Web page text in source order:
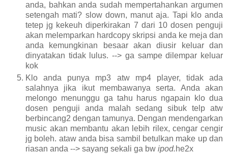
anda, bahkan anda sudah mempertahankan argumen
setengah mati? slow down, manut aja. Tapi klo anda
tetep jg kekeuh diperkirakan 7 dari 10 dosen penguji
akan melemparkan hardcopy skripsi anda ke meja dan
anda kemungkinan besaar
akan diusir keluar dan
dinyatakan tidak lulus. --> ga sampe dilempar keluar
kok
Klo anda punya mp3 atw mp4 player, tidak ada
salahnya jika ikut membawanya serta. Anda akan
melongo menunggu ga tahu harus ngapain klo dua
dosen penguji anda malah sedang sibuk telp atw
berbincang2 dengan tamunya. Dengan mendengarkan
music akan membantu akan lebih rilex, cengar cengir
jg boleh. ataw anda bisa sambil betulkan make up dan
riasan anda --> sayang sekali ga bw ipod.he2x